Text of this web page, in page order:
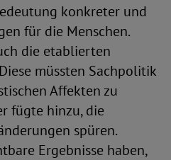
konkreter und
für die Menschen.
die etablierten
müssten Sachpolitik
Affekten zu
fügte hinzu, die
spüren.
Ergebnisse haben,